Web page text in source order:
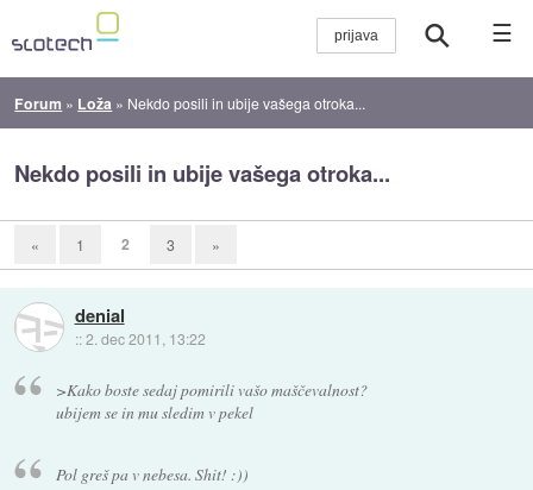
☰
Forum » Loža » Nekdo posili in ubije vašega otroka...
Nekdo posili in ubije vašega otroka...
« 1 2 3 »
denial
::2. dec 2011, 13:22
>Kako boste sedaj pomirili vašo maščevalnost?
ubijem se in mu sledim v pekel
Pol greš pa v nebesa. Shit! :))